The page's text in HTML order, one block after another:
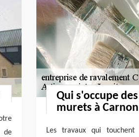
de
Qui s'occupe
murets à
Les travaux qui